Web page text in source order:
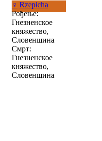
♀ Rzepicha
Рођење:
Гнезненское
княжество,
Словенщина
Смрт:
Гнезненское
княжество,
Словенщина